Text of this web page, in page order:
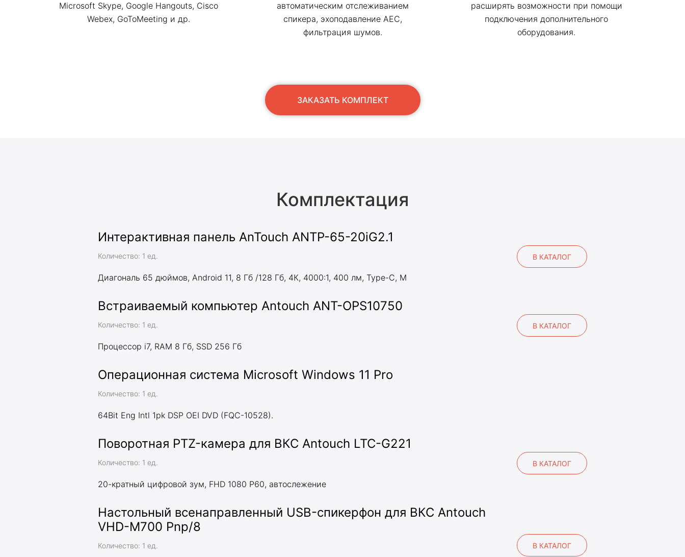
Microsoft Skype, Google Hangouts, Cisco
Webex, GoToMeeting и др.
автоматическим отслеживанием
спикера, эхоподавление АЕС,
фильтрация шумов.
расширять возможности при помощи
подключения дополнительного
оборудования.
ЗАКАЗАТЬ КОМПЛЕКТ
Комплектация
Интерактивная панель AnTouch ANTP-65-20iG2.1
Количество: 1 ед.
Диагональ 65 дюймов, Android 11, 8 Гб /128 Гб, 4К, 4000:1, 400 лм, Type-С, M
В КАТАЛОГ
Встраиваемый компьютер Antouch ANT-OPS10750
Количество: 1 ед.
Процессор i7, RAM 8 Гб, SSD 256 Гб
В КАТАЛОГ
Операционная система Microsoft Windows 11 Pro
Количество: 1 ед.
64Bit Eng Intl 1pk DSP OEI DVD (FQC-10528).
Поворотная PTZ-камера для ВКС Antouch LTC-G221
Количество: 1 ед.
20-кратный цифровой зум, FHD 1080 P60, автослежение
В КАТАЛОГ
Настольный всенаправленный USB-спикерфон для ВКС Antouch
VHD-M700 Pnp/8
Количество: 1 ед. В КАТАЛОГ